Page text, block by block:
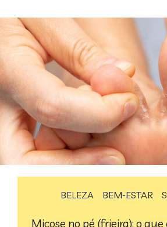
BELEZA BEM-ESTAR
Micose no pé (frieira): o que